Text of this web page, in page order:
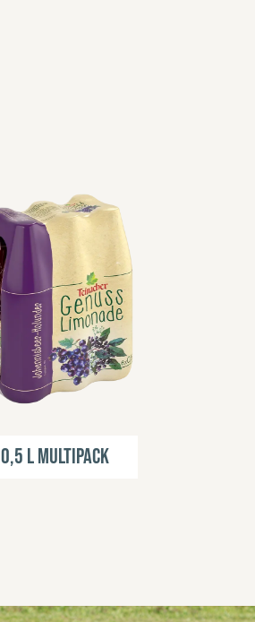
0,5 l Multipack